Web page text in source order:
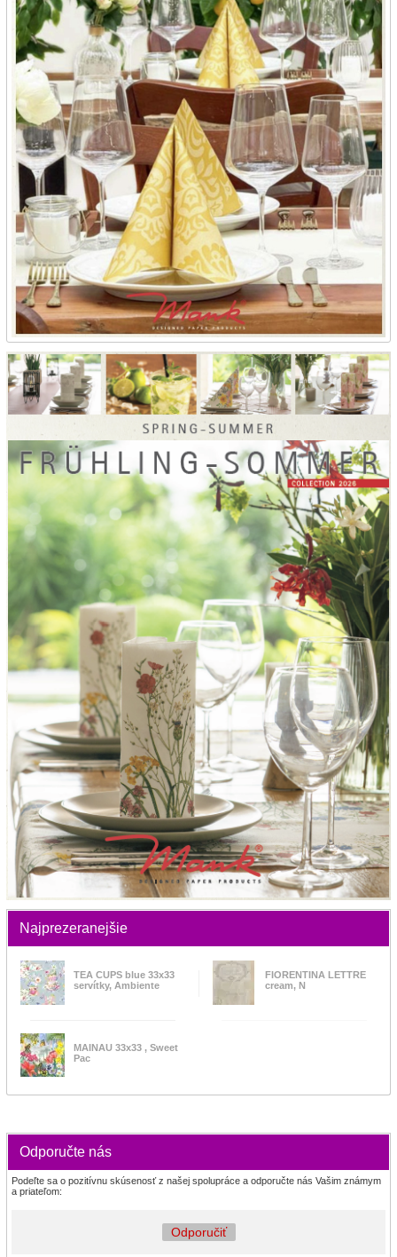
Najprezeranejšie
TEA CUPS blue 33x33
servítky, Ambiente
FIORENTINA LETTRE
cream, N
MAINAU 33x33 , Sweet
Pac
Odporučte nás
Podeľte sa o pozitívnu skúsenosť z našej spolupráce a odporučte nás Vašim známym
a priateľom:
Odporučiť